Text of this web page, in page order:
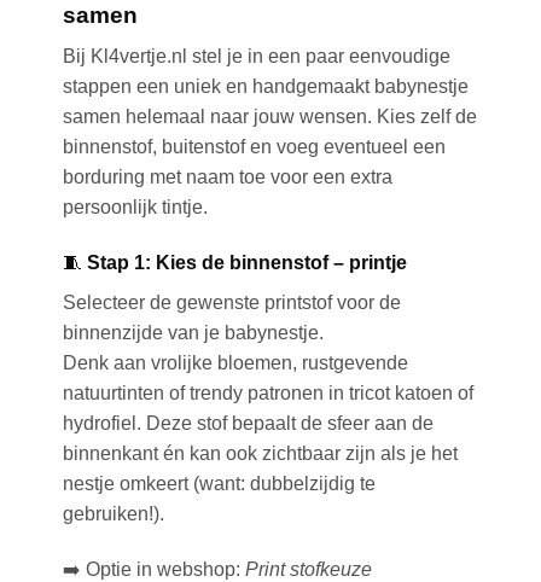
samen
Bij Kl4vertje.nl stel je in een paar eenvoudige
stappen een uniek en handgemaakt babynestje
samen helemaal naar jouw wensen. Kies zelf de
binnenstof, buitenstof en voeg eventueel een
borduring met naam toe voor een extra
persoonlijk tintje.
🧵 Stap 1: Kies de binnenstof – printje
Selecteer de gewenste printstofvoor de
binnenzijde van je babynestje.
Denk aan vrolijke bloemen, rustgevende
natuurtinten of trendy patronen in tricot katoen of
hydrofiel. Deze stof bepaalt de sfeer aan de
binnenkant én kan ook zichtbaar zijn als je het
nestje omkeert (want: dubbelzijdig te
gebruiken!).
➡️ Optie in webshop: Print stofkeuze